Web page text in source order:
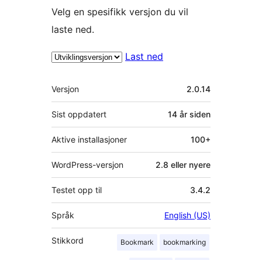
Velg en spesifikk versjon du vil
laste ned.
Last ned
Meta
Versjon 2.0.14
Sist oppdatert 14 år siden
Aktive installasjoner 100+
WordPress-versjon 2.8 eller nyere
Testet opp til 3.4.2
Språk English (US)
Stikkord Bookmark bookmarking